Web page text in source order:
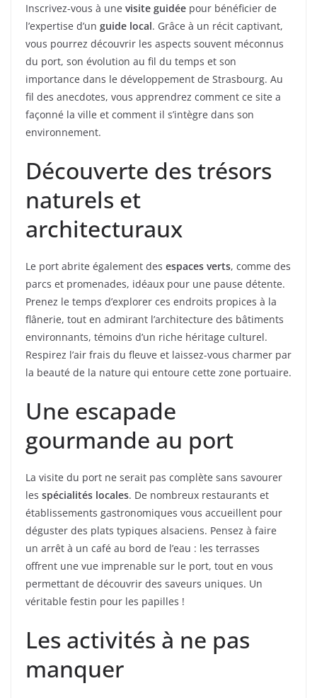
Inscrivez-vous à une visite guidée pour bénéficier de
l’expertise d’un guide local. Grâce à un récit captivant,
vous pourrez découvrir les aspects souvent méconnus
du port, son évolution au fil du temps et son
importance dans le développement de Strasbourg. Au
fil des anecdotes, vous apprendrez comment ce site a
façonné la ville et comment il s’intègre dans son
environnement.
Découverte des trésors
naturels et
architecturaux
Le port abrite également des espaces verts, comme des
parcs et promenades, idéaux pour une pause détente.
Prenez le temps d’explorer ces endroits propices à la
flânerie, tout en admirant l’architecture des bâtiments
environnants, témoins d’un riche héritage culturel.
Respirez l’air frais du fleuve et laissez-vous charmer par
la beauté de la nature qui entoure cette zone portuaire.
Une escapade
gourmande au port
La visite du port ne serait pas complète sans savourer
les spécialités locales. De nombreux restaurants et
établissements gastronomiques vous accueillent pour
déguster des plats typiques alsaciens. Pensez à faire
un arrêt à un café au bord de l’eau : les terrasses
offrent une vue imprenable sur le port, tout en vous
permettant de découvrir des saveurs uniques. Un
véritable festin pour les papilles !
Les activités à ne pas
manquer